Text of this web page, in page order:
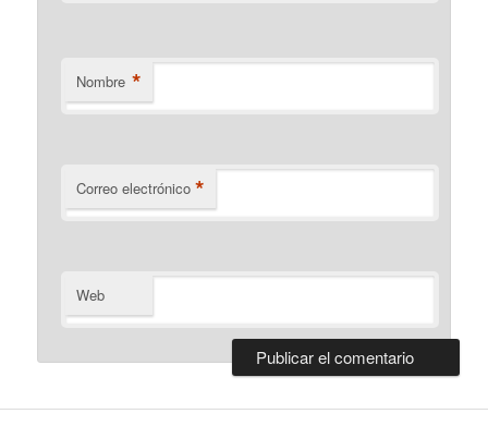
Nombre *
Correo electrónico *
Web